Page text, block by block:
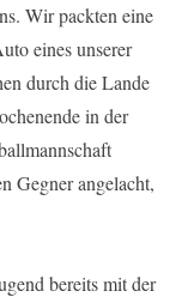
Wir packten eine
eines unserer
durch die Lande
in der
Gegner angelacht,
bereits mit der